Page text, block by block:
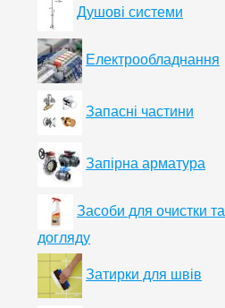
Душові системи
Електрообладнання
Запасні частини
Запірна арматура
Засоби для очистки та
догляду
Затирки для швів